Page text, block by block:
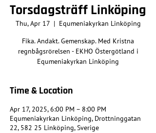
Torsdagsträff Linköping
Thu, Apr 17
  |
Equmeniakyrkan Linköping
Fika. Andakt. Gemenskap. Med Kristna
regnbågsrörelsen - EKHO Östergötland i
Equmeniakyrkan Linköping
Time & Location
Apr 17, 2025, 6:00 PM – 8:00 PM
Equmeniakyrkan Linköping, Drottninggatan
22, 582 25 Linköping, Sverige